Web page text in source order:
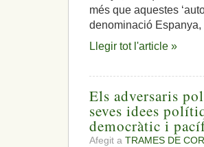
més que aquestes
denominació
Llegir tot l'article »
Els adversaris
seves idees
democràtic i
Afegit a TRAMES DE